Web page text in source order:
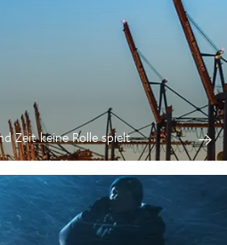
Zeit keine Rolle spielt